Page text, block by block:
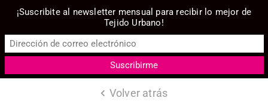
Volver atrás
¡Suscribite al newsletter mensual para recibir lo mejor de
Tejido Urbano!